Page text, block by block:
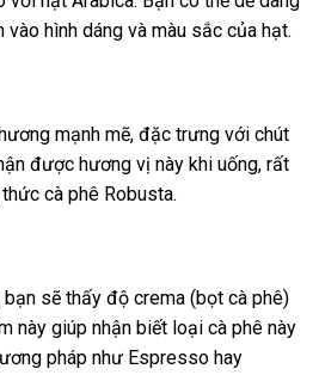
vào hình dáng và màu sắc của hạt.
mạnh mẽ, đặc trưng với chút
được hương vị này khi uống, rất
cà phê Robusta.
bạn sẽ thấy độ crema (bọt cà phê)
này giúp nhận biết loại cà phê này
pháp như Espresso hay